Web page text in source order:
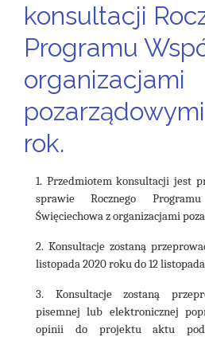
konsultacji
Programu
organizacjami
rok.
1. Przedmiotem konsultacji jest
sprawie Rocznego
Święciechowa z organizacjami
2. Konsultacje zostaną
listopada 2020 roku do 12
3. Konsultacje zostaną
pisemnej lub elektronicznej
opinii do projektu aktu